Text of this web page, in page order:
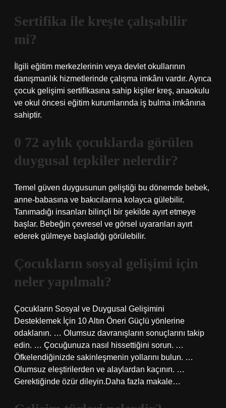
Sertifika ile kreşte çalışabilir
mi?
İlgili eğitim merkezlerinin veya devlet okullarının
danışmanlık hizmetlerinde çalışma imkânı vardır. Ayrıca
çocuk gelişimi sertifikasına sahip kişiler kreş, anaokulu
ve okul öncesi eğitim kurumlarında iş bulma imkânına
sahiptir.
0 72 aylık çocuklarda görülen
duygusal tepkiler nelerdir?
Temel güven duygusunun geliştiği bu dönemde bebek,
anne-babasına ve bakıcılarına kolayca gülebilir.
Tanımadığı insanları bilinçli bir şekilde ayırt etmeye
başlar. Bebeğin çevresel ve görsel uyaranları ayırt
ederek gülmeye başladığı görülebilir.
Çocukların sosyal gelişimi için
neler yapılmalı?
Çocukların Sosyal ve Duygusal Gelişimini
Desteklemek İçin 10 Altın Öneri Güçlü yönlerine
odaklanın. … Olumsuz davranışların sonuçlarını takip
edin. … Çocuğunuza nasıl hissettiğini sorun. …
Öfkelendiğinizde sakinleşmenin yollarını bulun. …
Olumsuz eleştirilerden ve alaylardan kaçının. …
Gerektiğinde özür dileyin.Daha fazla makale…